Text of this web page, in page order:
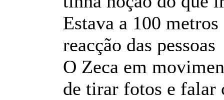
Estava a 100
reacção das
O Zeca em
de tirar fotos e falar